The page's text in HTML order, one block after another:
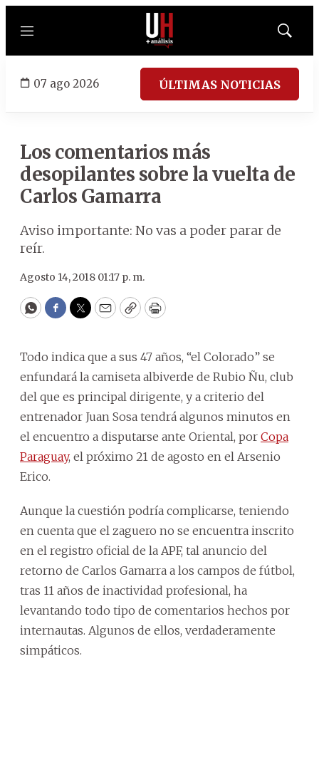
Menú
Mostrar
07 ago 2026 ÚLTIMAS NOTICIAS
Los comentarios más
desopilantes sobre la vuelta de
Carlos Gamarra
Aviso importante: No vas a poder parar de
reír.
Agosto 14, 2018 01:17 p. m.
WhatsApp
Facebook
Twitter
EmailCopyPrint
Todo indica que a sus 47 años, “el Colorado” se
enfundará la camiseta albiverde de Rubio Ñu, club
del que es principal dirigente, y a criterio del
entrenador Juan Sosa tendrá algunos minutos en
el encuentro a disputarse ante Oriental, por Copa
Paraguay, el próximo 21 de agosto en el Arsenio
Erico.
Aunque la cuestión podría complicarse, teniendo
en cuenta que el zaguero no se encuentra inscrito
en el registro oficial de la APF, tal anuncio del
retorno de Carlos Gamarra a los campos de fútbol,
tras 11 años de inactividad profesional, ha
levantando todo tipo de comentarios hechos por
internautas. Algunos de ellos, verdaderamente
simpáticos.